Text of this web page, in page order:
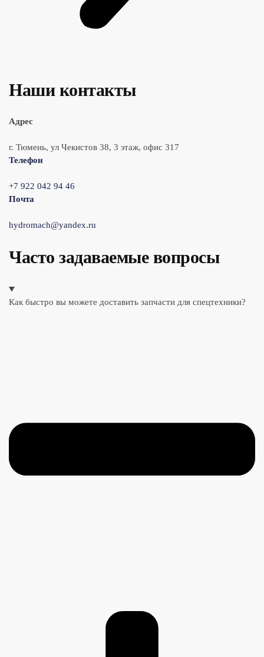
Наши контакты
Адрес
г. Тюмень, ул Чекистов 38, 3 этаж, офис 317
Телефон
+7 922 042 94 46
Почта
hydromach@yandex.ru
Часто задаваемые вопросы
Как быстро вы можете доставить запчасти для спецтехники?